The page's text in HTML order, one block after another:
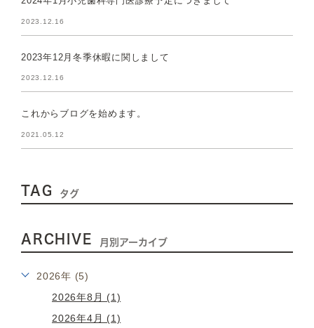
2023.12.16
2023年12月冬季休暇に関しまして
2023.12.16
これからブログを始めます。
2021.05.12
TAG タグ
ARCHIVE 月別アーカイブ
2026年 (5)
2026年8月 (1)
2026年4月 (1)